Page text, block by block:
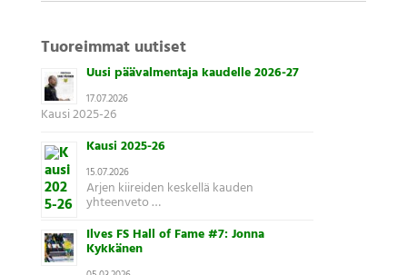
Tuoreimmat uutiset
Uusi päävalmentaja kaudelle 2026-27
17.07.2026
Kausi 2025-26
Kausi 2025-26
15.07.2026
Arjen kiireiden keskellä kauden
yhteenveto …
Ilves FS Hall of Fame #7: Jonna
Kykkänen